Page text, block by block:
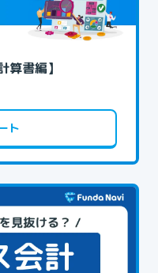
算書編】
ト